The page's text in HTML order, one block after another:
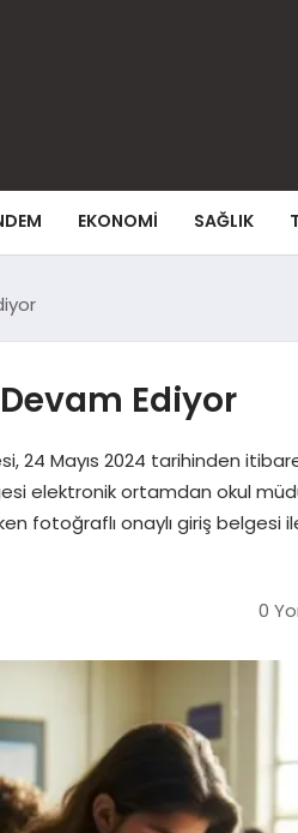
EKONOMI SAĞLIK
Devam Ediyor
24 Mayıs 2024 tarihinden
elektronik ortamdan okul
fotoğraflı onaylı giriş belgesi
0